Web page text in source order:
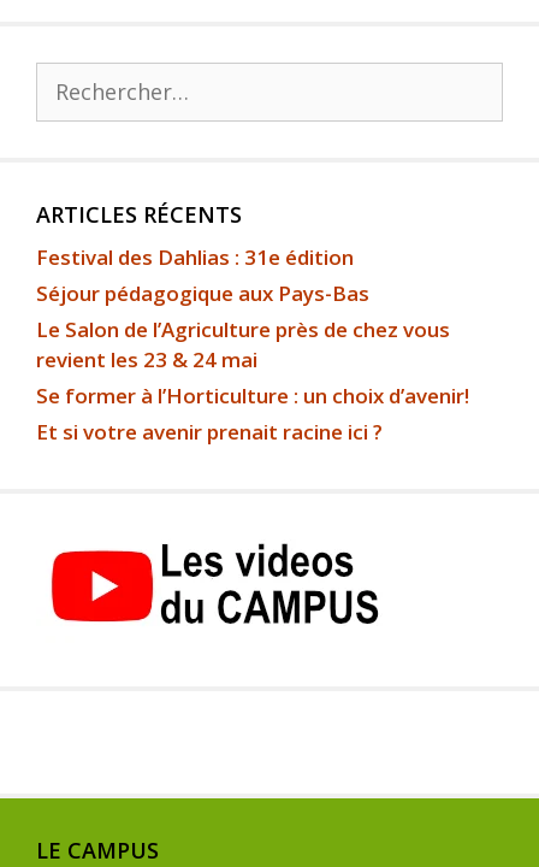
ARTICLES RÉCENTS
Festival des Dahlias : 31e édition
Séjour pédagogique aux Pays-Bas
Le Salon de l’Agriculture près de chez vous
revient les 23 & 24 mai
Se former à l’Horticulture : un choix d’avenir!
Et si votre avenir prenait racine ici ?
LE CAMPUS